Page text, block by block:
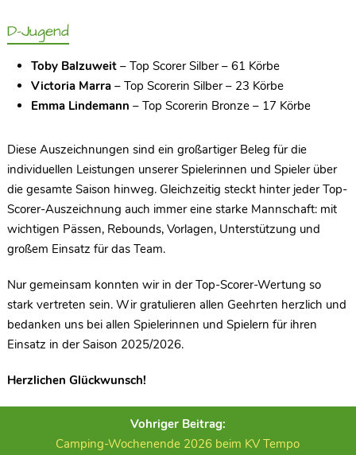
D-Jugend
Toby Balzuweit– Top Scorer Silber – 61 Körbe
Victoria Marra– Top Scorerin Silber – 23 Körbe
Emma Lindemann – Top Scorerin Bronze – 17 Körbe
Diese Auszeichnungen sind ein großartiger Beleg für die
individuellen Leistungen unserer Spielerinnen und Spieler über
die gesamte Saison hinweg. Gleichzeitig steckt hinter jeder Top-
Scorer-Auszeichnung auch immer eine starke Mannschaft: mit
wichtigen Pässen, Rebounds, Vorlagen, Unterstützung und
großem Einsatz für das Team.
Nur gemeinsam konnten wir in der Top-Scorer-Wertung so
stark vertreten sein. Wir gratulieren allen Geehrten herzlich und
bedanken uns bei allen Spielerinnen und Spielern für ihren
Einsatz in der Saison 2025/2026.
Herzlichen Glückwunsch!
Vohriger Beitrag:
Camping-Wochenende 2026 beim KV Tempo